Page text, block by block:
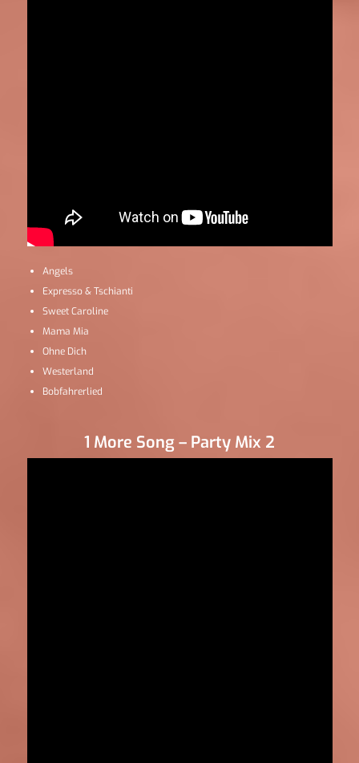
Angels
Expresso & Tschianti
Sweet Caroline
Mama Mia
Ohne Dich
Westerland
Bobfahrerlied
1 More Song – Party Mix 2